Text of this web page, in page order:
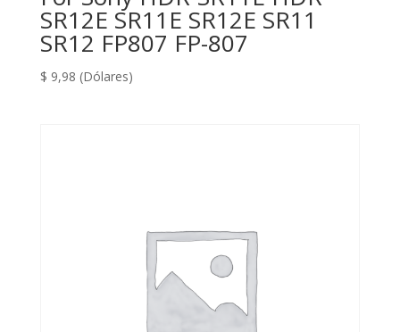
SR12E SR11E SR12E SR11
SR12 FP807 FP-807
$ 9,98 (Dólares)